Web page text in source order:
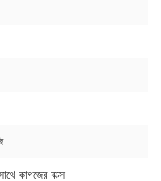
কাগজের বাক্স